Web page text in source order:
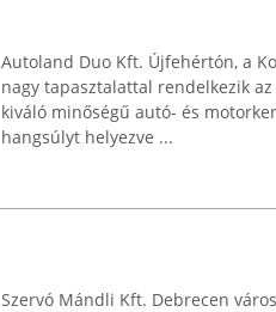
Autoland Duo Kft. Újfehértón, a
nagy tapasztalattal rendelkezik
kiváló minőségű autó- és
hangsúlyt helyezve ...
Szervó Mándli Kft. Debrecen